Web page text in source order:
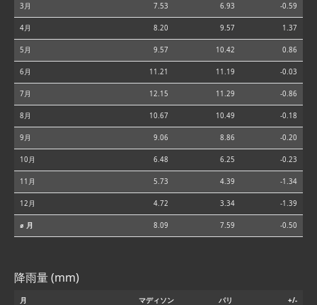
3月 7.53 6.93 -0.59
4月 8.20 9.57 1.37
5月 9.57 10.42 0.86
6月 11.21 11.19 -0.03
7月 12.15 11.29 -0.86
8月 10.67 10.49 -0.18
9月 9.06 8.86 -0.20
10月 6.48 6.25 -0.23
11月 5.73 4.39 -1.34
12月 4.72 3.34 -1.39
⌀ 月 8.09 7.59 -0.50
降雨量 (mm)
月 マディソン パリ +/-